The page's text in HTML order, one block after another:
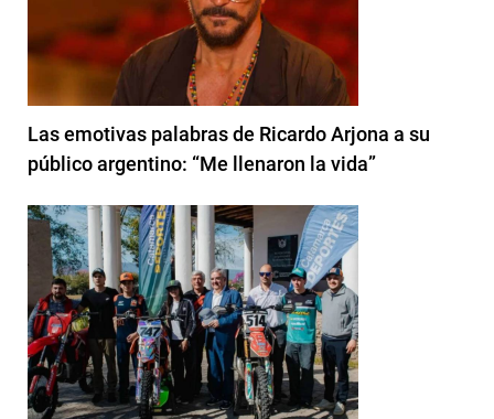
Las emotivas palabras de Ricardo Arjona a su
público argentino: “Me llenaron la vida”